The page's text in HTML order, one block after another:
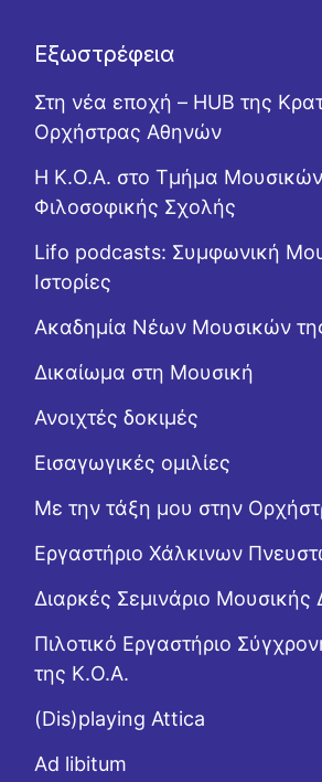
Εξωστρέφεια
Στη νέα εποχή – HUB της
Ορχήστρας Αθηνών
Η Κ.Ο.Α. στο Τμήμα
Φιλοσοφικής Σχολής
Lifo podcasts: Συμφωνική
Ιστορίες
Ακαδημία Νέων Μουσικών
Δικαίωμα στη Μουσική
Ανοιχτές δοκιμές
Εισαγωγικές ομιλίες
Με την τάξη μου στην
Εργαστήριo Χάλκινων
Διαρκές Σεμινάριο Μουσικής
Πιλοτικό Εργαστήριο
της Κ.Ο.Α.
(Dis)playing Attica
Ad libitum